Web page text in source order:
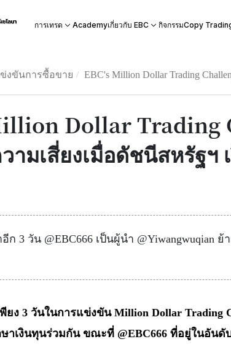
การเทรด Academyเกี่ยวกับ EBC กิจกรรมCopy
งขันการซื้อขาย ​EBC's Million Dollar Trading
Dollar Trading
ามเสี่ยงเมื่อดัชนีสหรัฐฯ
อีก 3 วัน @EBC666 เป็นผู้นำ
พียง 3 วันในการแข่งขัน Million Dollar Trading
าเงินทุนร่วมกัน ขณะที่ @EBC666 ที่อยู่ในอัน